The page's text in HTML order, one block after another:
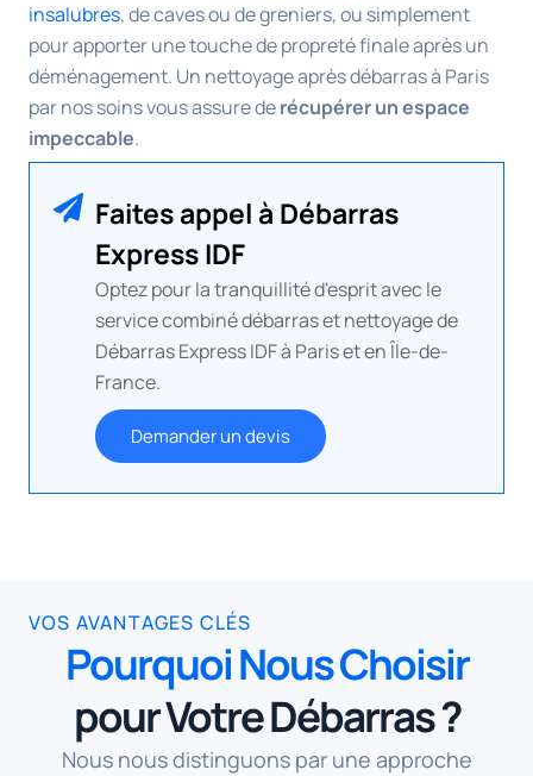
insalubres, de caves ou de greniers, ou simplement
pour apporter une touche de propreté finale après un
déménagement. Un nettoyage après débarras à Paris
par nos soins vous assure derécupérer un espace
impeccable.
Faites appel à Débarras
Express IDF
Optez pour la tranquillité d'esprit avec le
service combiné débarras et nettoyage de
Débarras Express IDF à Paris et en Île-de-
France.
Demander un devis
VOS AVANTAGES CLÉS
Pourquoi Nous Choisir
pour Votre Débarras ?
Nous nous distinguons par une approche